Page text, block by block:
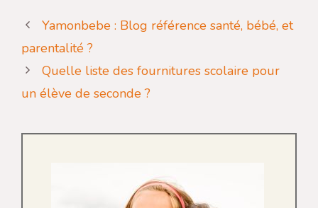
Yamonbebe : Blog référence santé, bébé, et
parentalité ?
Quelle liste des fournitures scolaire pour
un élève de seconde ?